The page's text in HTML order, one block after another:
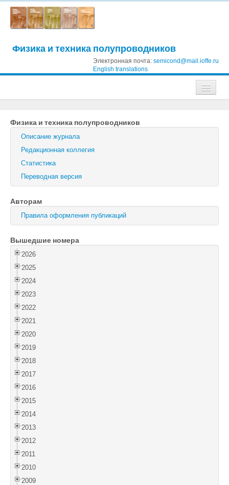
Физика и техника полупроводников
Электронная почта: semicond@mail.ioffe.ru
English translations
Журнал технической физики
Письма в Журнал технической физики
Физика твердого тела
Физика и техника полупроводников
Оптика и спектроскопия
Поиск
Войти
Физика и техника полупроводников
Описание журнала
Редакционная коллегия
Статистика
Переводная версия
Авторам
Правила оформления публикаций
Вышедшие номера
2026
2025
2024
2023
2022
2021
2020
2019
2018
2017
2016
2015
2014
2013
2012
2011
2010
2009